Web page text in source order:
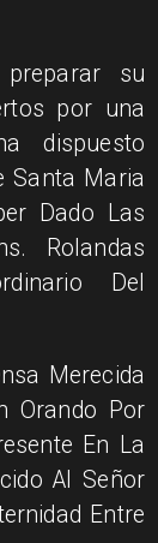
su
por una
dispuesto
Santa Maria
Dado Las
Rolandas
Del
Merecida
Orando Por
En La
Al Señor
Entre